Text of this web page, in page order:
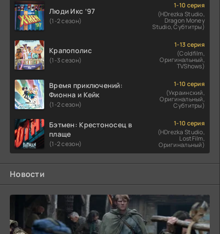
Люди Икс ’97
(1-2 сезон)
1-10 серия
(HDrezka Studio,
Dragon Money
Studio, Субтитры)
Крапополис
(1-3 сезон)
1-13 серия
(Coldfilm,
Оригинальный,
TVShows)
Время приключений:
Фионна и Кейк
(1-2 сезон)
1-10 серия
(Украинский,
Оригинальный,
Субтитры)
Бэтмен: Крестоносец в
плаще
(1-2 сезон)
1-10 серия
(HDrezka Studio,
LostFilm,
Оригинальный)
Новости